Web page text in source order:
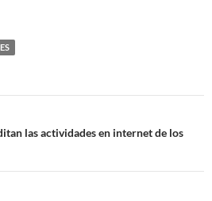
las actividades en internet de los